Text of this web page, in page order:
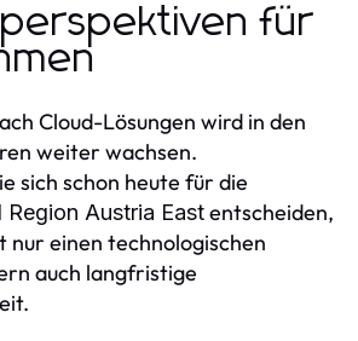
für
Cloud-Lösungen wird in den
weiter wachsen.
sich schon heute für die
Austria Eastentscheiden,
nur einen technologischen
auch langfristige